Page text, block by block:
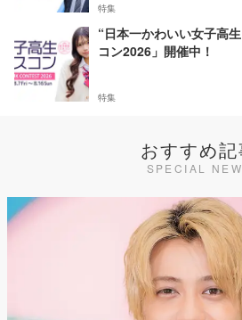
特集
“日本一かわいい女子高
コン2026」開催中！
特集
おすすめ記
SPECIAL